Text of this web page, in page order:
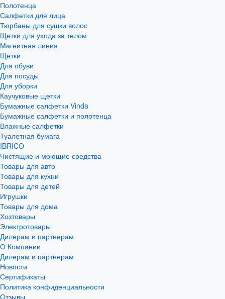
Полотенца
Салфетки для лица
Тюрбаны для сушки волос
Щетки для ухода за телом
Магнитная линия
Щетки
Для обуви
Для посуды
Для уборки
Каучуковые щетки
Бумажные салфетки Vinda
Бумажные салфетки и полотенца
Влажные салфетки
Туалетная бумага
IBRICO
Чистящие и моющие средства
Товары для авто
Товары для кухни
Товары для детей
Игрушки
Товары для дома
Хозтовары
Электротовары
Дилерам и партнерам
О Компании
Дилерам и партнерам
Новости
Сертификаты
Политика конфиденциальности
Отзывы